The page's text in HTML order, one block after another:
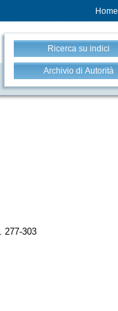
Home
Ricerca su indici
Archivio di Autorità